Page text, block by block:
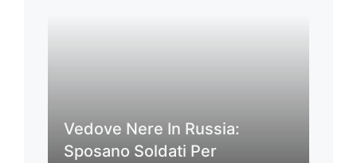
Vedove Nere In Russia:
Sposano Soldati Per